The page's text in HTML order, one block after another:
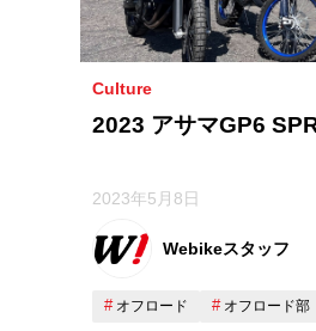
Culture
2023 アサマGP6
2023年5月8日
Webikeスタッフ
オフロード オフロード部